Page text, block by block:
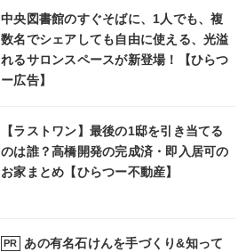
中央図書館のすぐそばに、1人でも、複
数名でシェアしても自由に使える、光溢
れるサロンスペースが新登場！【ひらつ
ー広告】
【ラストワン】最後の1邸を引き当てる
のは誰？高橋開発の完成済・即入居可の
お家まとめ【ひらつー不動産】
PR
あの有名石けんを手づくり&知って